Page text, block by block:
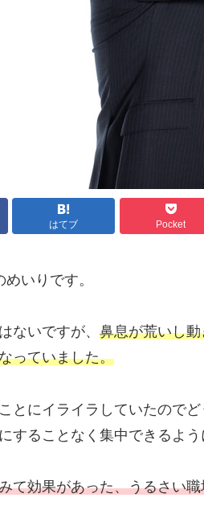
はてブ Pocket
いりです。
ないですが、 鼻息が荒いし
っていました。
とにイライラしていたので
することなく集中できるよう
て効果があった、うるさい